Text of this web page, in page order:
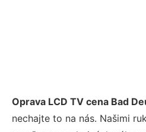
Oprava LCD TV cena Bad
nechajte to na nás. Našimi